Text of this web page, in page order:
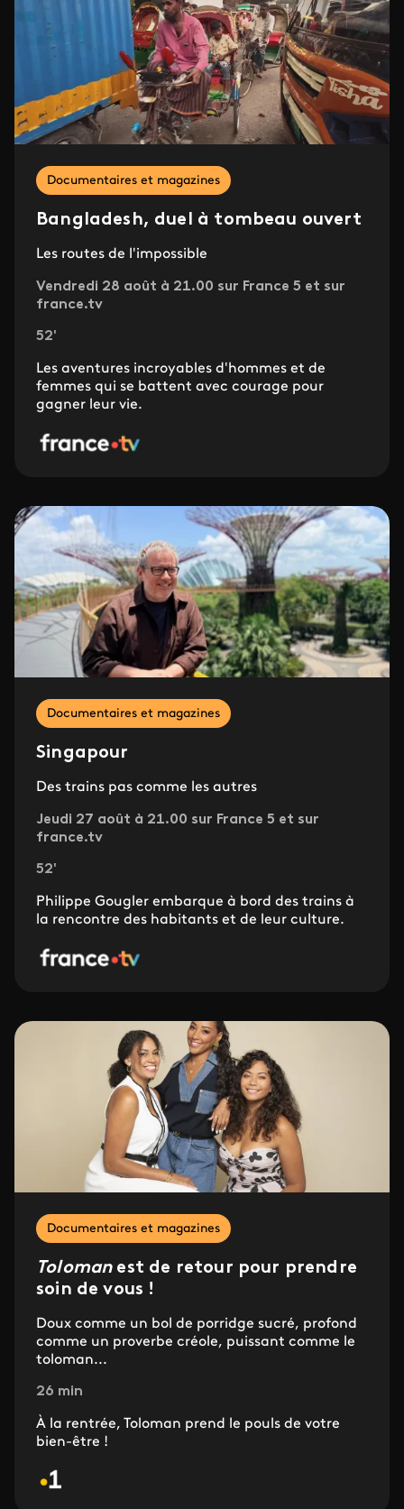
Documentaires et magazines
Bangladesh, duel à tombeau ouvert
Les routes de l'impossible
Vendredi 28 août à 21.00 sur France 5 et sur
france.tv
52'
Les aventures incroyables d'hommes et de
femmes qui se battent avec courage pour
gagner leur vie.
Documentaires et magazines
Singapour
Des trains pas comme les autres
Jeudi 27 août à 21.00 sur France 5 et sur
france.tv
52'
Philippe Gougler embarque à bord des trains à
la rencontre des habitants et de leur culture.
Documentaires et magazines
Tolomanest de retour pour prendre
soin de vous !
Doux comme un bol de porridge sucré, profond
comme un proverbe créole, puissant comme le
toloman...
26 min
À la rentrée, Toloman prend le pouls de votre
bien-être !